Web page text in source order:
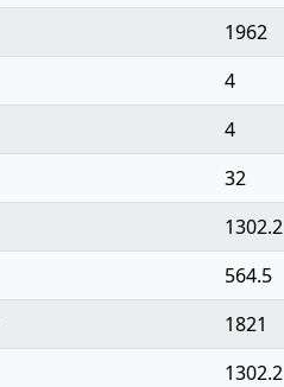
1962
4
4
32
1302.2
564.5
1821
1302.2